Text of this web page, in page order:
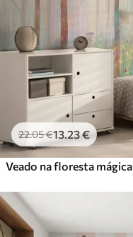
22.05€13 .23€
Veado na floresta mágica